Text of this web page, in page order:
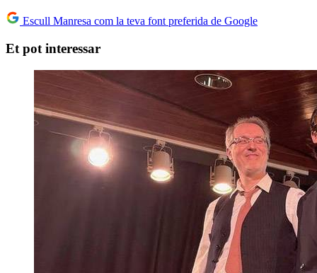
Escull Manresa com la teva font preferida de Google
Et pot interessar